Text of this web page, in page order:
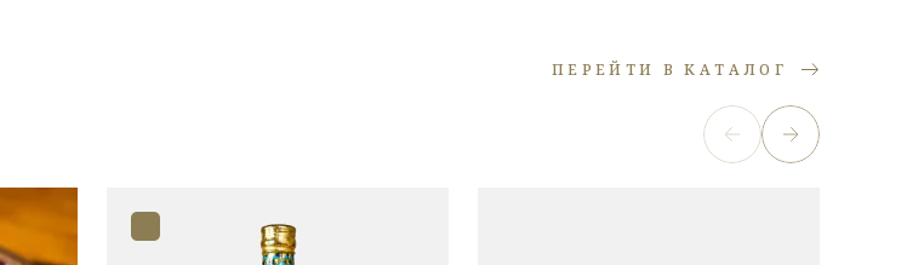
ПЕРЕЙТИ В КАТАЛОГ